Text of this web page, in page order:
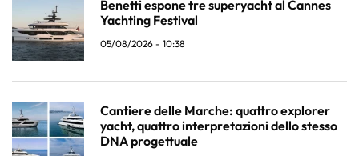
Benetti espone tre superyacht al Cannes
Yachting Festival
05/08/2026 - 10:38
Cantiere delle Marche: quattro explorer
yacht, quattro interpretazioni dello stesso
DNA progettuale